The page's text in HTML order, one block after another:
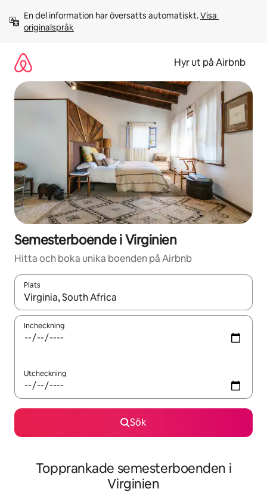
innehåll
En del information har översatts automatiskt. Visa
originalspråk
Hyr ut på Airbnb
Semesterboende i Virginien
Hitta och boka unika boenden på Airbnb
Plats
När resultaten är tillgängliga kan du navigera med upp- och
Incheckning
Utcheckning
Sök
Topprankade semesterboenden i
Virginien